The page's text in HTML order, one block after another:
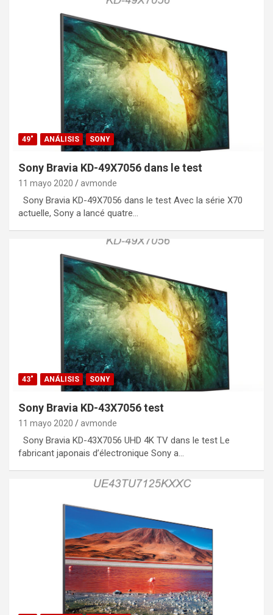
49" ANÁLISIS SONY
Sony Bravia KD-49X7056 dans le test
11 mayo 2020 avmonde
Sony Bravia KD-49X7056 dans le test Avec la série X70
actuelle, Sony a lancé quatre…
43" ANÁLISIS SONY
Sony Bravia KD-43X7056 test
11 mayo 2020 avmonde
Sony Bravia KD-43X7056 UHD 4K TV dans le test Le
fabricant japonais d’électronique Sony a…